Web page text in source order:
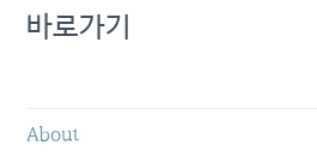
바로가기
About